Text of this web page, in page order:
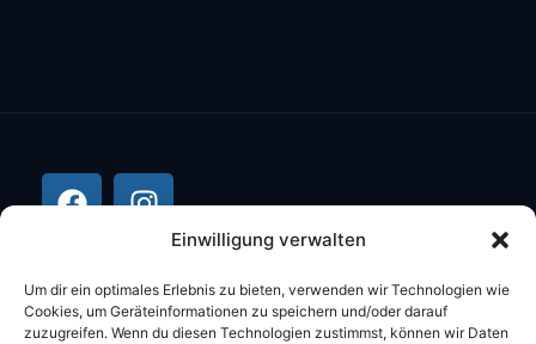
Einwilligung verwalten
Um dir ein optimales Erlebnis zu bieten, verwenden wir Technologien wie
Cookies, um Geräteinformationen zu speichern und/oder darauf
zuzugreifen. Wenn du diesen Technologien zustimmst, können wir Daten